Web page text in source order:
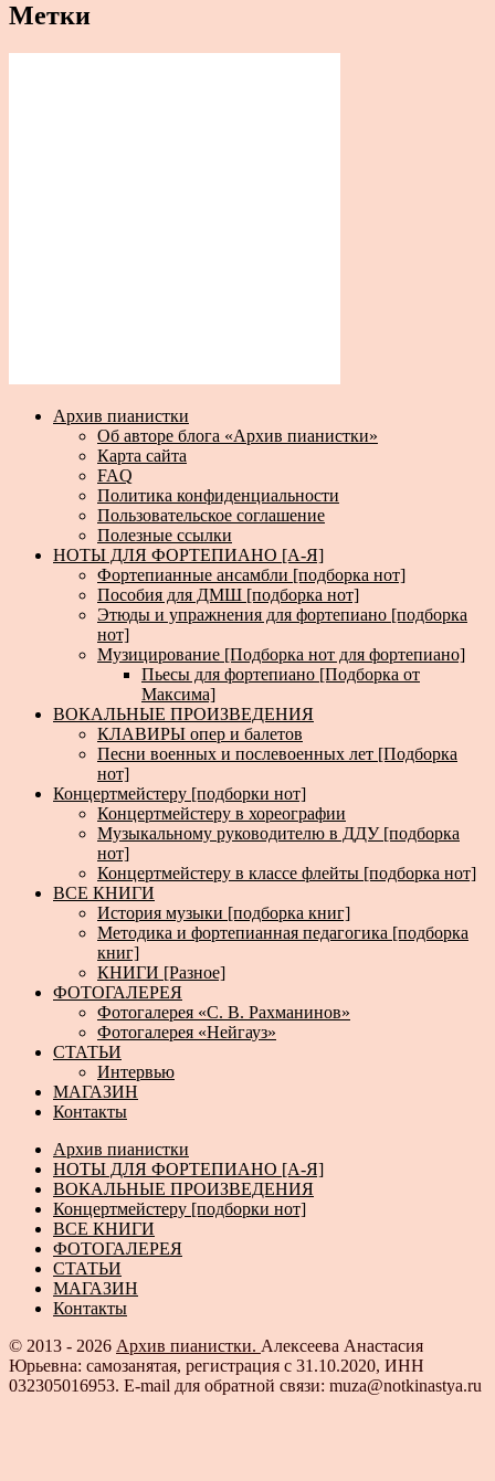
Метки
Архив пианистки
Об авторе блога «Архив пианистки»
Карта сайта
FAQ
Политика конфиденциальности
Пользовательское соглашение
Полезные ссылки
НОТЫ ДЛЯ ФОРТЕПИАНО [А-Я]
Фортепианные ансамбли [подборка нот]
Пособия для ДМШ [подборка нот]
Этюды и упражнения для фортепиано [подборка
нот]
Музицирование [Подборка нот для фортепиано]
Пьесы для фортепиано [Подборка от
Максима]
ВОКАЛЬНЫЕ ПРОИЗВЕДЕНИЯ
КЛАВИРЫ опер и балетов
Песни военных и послевоенных лет [Подборка
нот]
Концертмейстеру [подборки нот]
Концертмейстеру в хореографии
Музыкальному руководителю в ДДУ [подборка
нот]
Концертмейстеру в классе флейты [подборка нот]
ВСЕ КНИГИ
История музыки [подборка книг]
Методика и фортепианная педагогика [подборка
книг]
КНИГИ [Разное]
ФОТОГАЛЕРЕЯ
Фотогалерея «С. В. Рахманинов»
Фотогалерея «Нейгауз»
СТАТЬИ
Интервью
МАГАЗИН
Контакты
Архив пианистки
НОТЫ ДЛЯ ФОРТЕПИАНО [А-Я]
ВОКАЛЬНЫЕ ПРОИЗВЕДЕНИЯ
Концертмейстеру [подборки нот]
ВСЕ КНИГИ
ФОТОГАЛЕРЕЯ
СТАТЬИ
МАГАЗИН
Контакты
© 2013 - 2026 Архив пианистки. Алексеева Анастасия
Юрьевна: самозанятая, регистрация с 31.10.2020, ИНН
032305016953. E-mail для обратной связи: muza@notkinastya.ru